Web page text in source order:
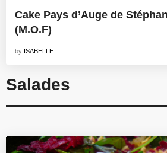
Cake Pays d’Auge de
(M.O.F)
by ISABELLE
Salades